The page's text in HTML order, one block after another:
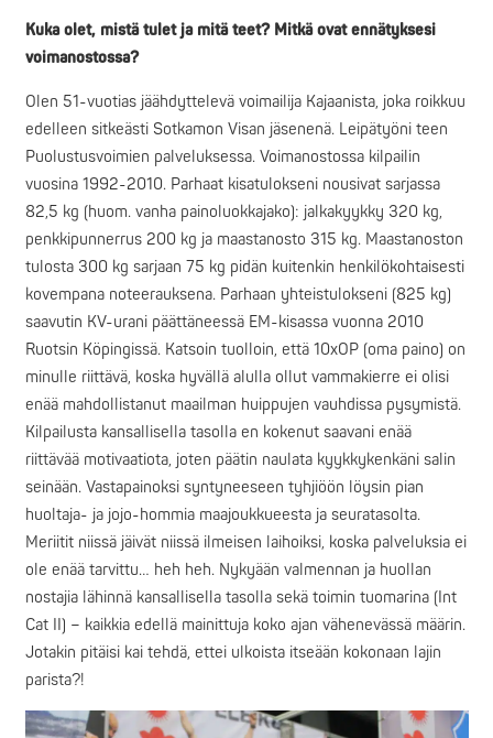
Kuka olet, mistä tulet ja mitä teet? Mitkä ovat ennätyksesi
voimanostossa?
Olen 51-vuotias jäähdyttelevä voimailija Kajaanista, joka roikkuu
edelleen sitkeästi Sotkamon Visan jäsenenä. Leipätyöni teen
Puolustusvoimien palveluksessa. Voimanostossa kilpailin
vuosina 1992-2010. Parhaat kisatulokseni nousivat sarjassa
82,5 kg (huom. vanha painoluokkajako): jalkakyykky 320 kg,
penkkipunnerrus 200 kg ja maastanosto 315 kg. Maastanoston
tulosta 300 kg sarjaan 75 kg pidän kuitenkin henkilökohtaisesti
kovempana noteerauksena. Parhaan yhteistulokseni (825 kg)
saavutin KV-urani päättäneessä EM-kisassa vuonna 2010
Ruotsin Köpingissä. Katsoin tuolloin, että 10xOP (oma paino) on
minulle riittävä, koska hyvällä alulla ollut vammakierre ei olisi
enää mahdollistanut maailman huippujen vauhdissa pysymistä.
Kilpailusta kansallisella tasolla en kokenut saavani enää
riittävää motivaatiota, joten päätin naulata kyykkykenkäni salin
seinään. Vastapainoksi syntyneeseen tyhjiöön löysin pian
huoltaja- ja jojo-hommia maajoukkueesta ja seuratasolta.
Meriitit niissä jäivät niissä ilmeisen laihoiksi, koska palveluksia ei
ole enää tarvittu… heh heh. Nykyään valmennan ja huollan
nostajia lähinnä kansallisella tasolla sekä toimin tuomarina (Int
Cat II) – kaikkia edellä mainittuja koko ajan vähenevässä määrin.
Jotakin pitäisi kai tehdä, ettei ulkoista itseään kokonaan lajin
parista?!